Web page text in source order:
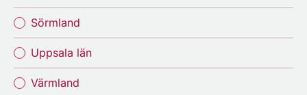
Sörmland
Uppsala län
Värmland